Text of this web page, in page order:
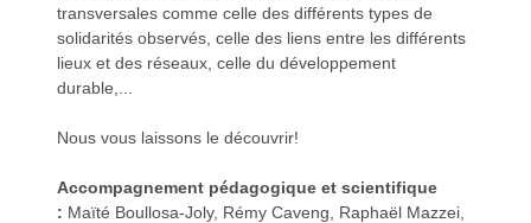
é
é
transversales comme celle des différents types de
solidarités observés, celle des liens entre les différents
lieux et des réseaux, celle du développement
durable,...
Nous vous laissons le découvrir!
Accompagnement pédagogique et scientifique
: Maïté Boullosa-Joly, Rémy Caveng, Raphaël Mazzei,